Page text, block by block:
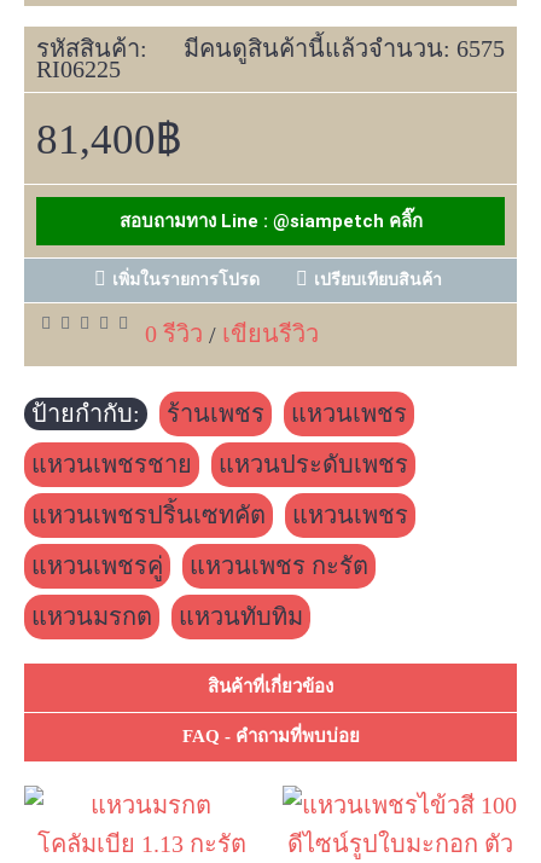
มีคนดูสินค้านี้แล้วจำนวน: 6575
รหัสสินค้า:
RI06225
81,400฿
สอบถามทาง Line : @siampetch คลิ๊ก
เพิ่มในรายการโปรด เปรียบเทียบสินค้า
0 รีวิว / เขียนรีวิว
ป้ายกำกับ: ร้านเพชร แหวนเพชร
แหวนเพชรชาย
แหวนประดับเพชร
แหวนเพชรปริ้นเซทคัต
แหวนเพชร
แหวนเพชรคู่
แหวนเพชร กะรัต
แหวนมรกต
แหวนทับทิม
สินค้าที่เกี่ยวข้อง
FAQ - คำถามที่พบบ่อย